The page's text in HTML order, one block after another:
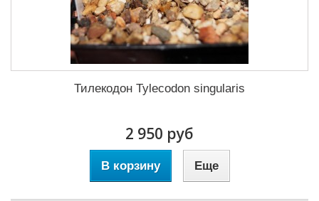
Тилекодон Tylecodon singularis
2 950 руб
В корзину Еще